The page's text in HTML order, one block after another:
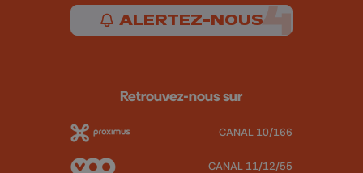
ALERTEZ-NOUS
Retrouvez-nous sur
CANAL 10/166
CANAL 11/12/55